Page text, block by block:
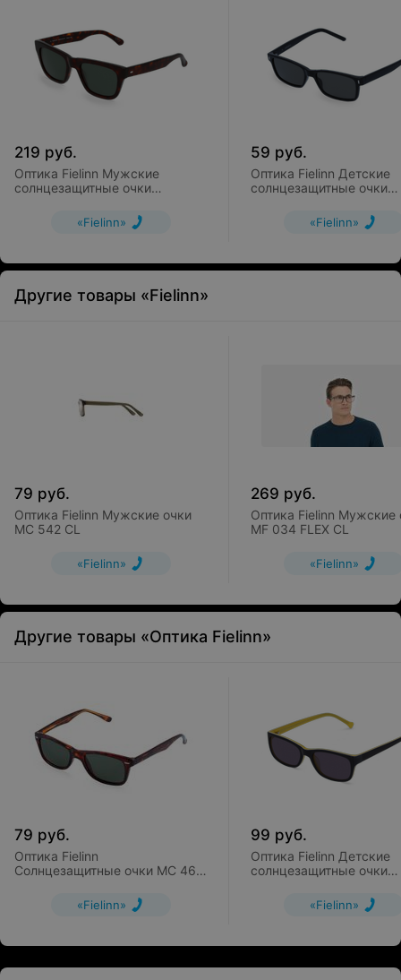
219 руб.
Оптика Fielinn Мужские
солнцезащитные очки
«Fielinn»
59 руб.
Оптика Fielinn Детские
солнцезащитные очки
«Fielinn»
Другие товары «Fielinn»
79 руб.
Оптика Fielinn Мужские очки
MC 542 CL
«Fielinn»
269 руб.
Оптика Fielinn Мужские
MF 034 FLEX CL
«Fielinn»
Другие товары «Оптика Fielinn»
79 руб.
Оптика Fielinn
Солнцезащитные очки MC 467
«Fielinn»
99 руб.
Оптика Fielinn Детские
солнцезащитные очки
«Fielinn»